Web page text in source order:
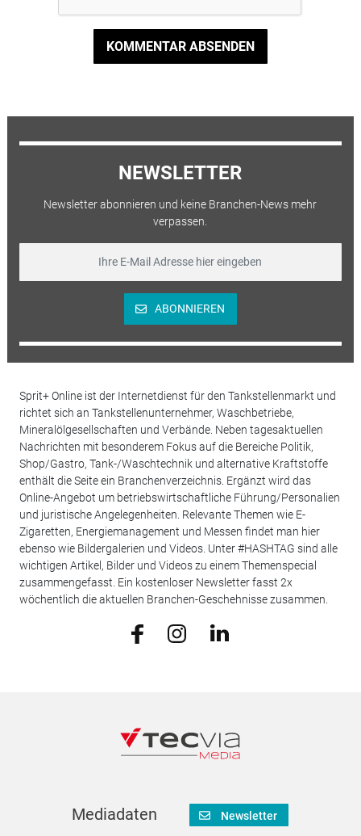
KOMMENTAR ABSENDEN
NEWSLETTER
Newsletter abonnieren und keine Branchen-News mehr
verpassen.
ABONNIEREN
Sprit+ Online ist der Internetdienst für den Tankstellenmarkt und
richtet sich an Tankstellenunternehmer, Waschbetriebe,
Mineralölgesellschaften und Verbände. Neben tagesaktuellen
Nachrichten mit besonderem Fokus auf die Bereiche Politik,
Shop/Gastro, Tank-/Waschtechnik und alternative Kraftstoffe
enthält die Seite ein Branchenverzeichnis. Ergänzt wird das
Online-Angebot um betriebswirtschaftliche Führung/Personalien
und juristische Angelegenheiten. Relevante Themen wie E-
Zigaretten, Energiemanagement und Messen findet man hier
ebenso wie Bildergalerien und Videos. Unter #HASHTAG sind alle
wichtigen Artikel, Bilder und Videos zu einem Themenspecial
zusammengefasst. Ein kostenloser Newsletter fasst 2x
wöchentlich die aktuellen Branchen-Geschehnisse zusammen.
Mediadaten Newsletter